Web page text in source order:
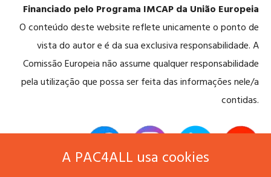
Financiado pelo Programa IMCAP da União Europeia
O conteúdo deste website reflete unicamente o ponto de
vista do autor e é da sua exclusiva responsabilidade. A
Comissão Europeia não assume qualquer responsabilidade
pela utilização que possa ser feita das informações nele/a
contidas.
A PAC4ALL usa cookies